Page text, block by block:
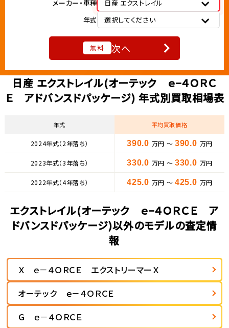
メーカー・車種
日産 エクストレイル
年式
選択してください
無料 次へ
日産 エクストレイル(オーテック ｅ−４ＯＲＣ
Ｅ アドバンスドパッケージ) 年式別買取相場表
年式 平均買取価格
2024年式（2年落ち） 390.0 万円 ～ 390.0 万円
2023年式（3年落ち） 330.0 万円 ～ 330.0 万円
2022年式（4年落ち） 425.0 万円 ～ 425.0 万円
エクストレイル(オーテック ｅ−４ＯＲＣＥ ア
ドバンスドパッケージ)以外のモデルの査定情
報
Ｘ ｅ－４ＯＲＣＥ エクストリーマーＸ
オーテック ｅ－４ＯＲＣＥ
Ｇ ｅ－４ＯＲＣＥ